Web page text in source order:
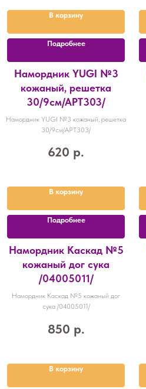
В корзину
Подробнее
Намордник YUGI №3
кожаный, решетка
30/9см/АРТ303/
Намордник YUGI №3 кожаный, решетка
30/9см/АРТ303/
620 р.
В корзину
Подробнее
Намордник Каскад №5
кожаный дог сука
/04005011/
Намордник Каскад №5 кожаный дог
сука /04005011/
850 р.
В корзину